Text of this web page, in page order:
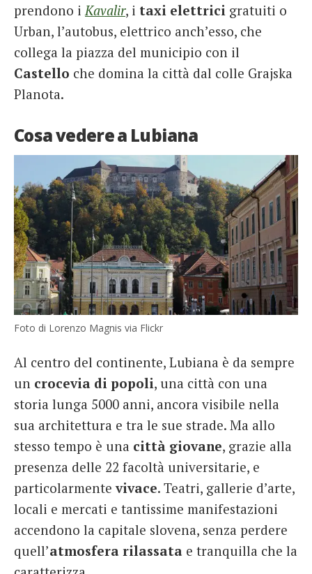
prendono i Kavalir, i taxi elettrici gratuiti o
Urban, l’autobus, elettrico anch’esso, che
collega la piazza del municipio con il
Castello che domina la città dal colle Grajska
Planota.
Cosa vedere a Lubiana
Foto di Lorenzo Magnis via Flickr
Al centro del continente, Lubiana è da sempre
un crocevia di popoli, una città con una
storia lunga 5000 anni, ancora visibile nella
sua architettura e tra le sue strade. Ma allo
stesso tempo è una città giovane, grazie alla
presenza delle 22 facoltà universitarie, e
particolarmentevivace. Teatri, gallerie d’arte,
locali e mercati e tantissime manifestazioni
accendono la capitale slovena, senza perdere
quell’atmosfera rilassata e tranquilla che la